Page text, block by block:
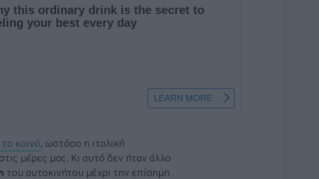
το κοινό, ωστόσο η ιταλική
μέρες μας. Κι αυτό δεν ήταν άλλο
του αυτοκινήτου μέχρι την επίσημη